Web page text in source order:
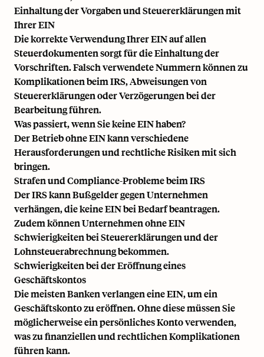
Einhaltung der Vorgaben und Steuererklärungen mit
Ihrer EIN
Die korrekte Verwendung Ihrer EIN auf allen
Steuerdokumenten sorgt für die Einhaltung der
Vorschriften. Falsch verwendete Nummern können zu
Komplikationen beim IRS, Abweisungen von
Steuererklärungen oder Verzögerungen bei der
Bearbeitung führen.
Was passiert, wenn Sie keine EIN haben?
Der Betrieb ohne EIN kann verschiedene
Herausforderungen und rechtliche Risiken mit sich
bringen.
Strafen und Compliance-Probleme beim IRS
Der IRS kann Bußgelder gegen Unternehmen
verhängen, die keine EIN bei Bedarf beantragen.
Zudem können Unternehmen ohne EIN
Schwierigkeiten bei Steuererklärungen und der
Lohnsteuerabrechnung bekommen.
Schwierigkeiten bei der Eröffnung eines
Geschäftskontos
Die meisten Banken verlangen eine EIN, um ein
Geschäftskonto zu eröffnen. Ohne diese müssen Sie
möglicherweise ein persönliches Konto verwenden,
was zu finanziellen und rechtlichen Komplikationen
führen kann.